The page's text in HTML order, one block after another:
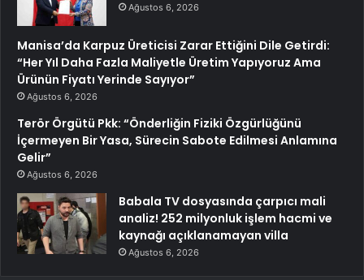
Ağustos 6, 2026
Manisa’da Karpuz Üreticisi Zarar Ettiğini Dile Getirdi:
“Her Yıl Daha Fazla Maliyetle Üretim Yapıyoruz Ama
Ürünün Fiyatı Yerinde Sayıyor”
Ağustos 6, 2026
Terör Örgütü Pkk: “Önderliğin Fiziki Özgürlüğünü
İçermeyen Bir Yasa, Sürecin Sabote Edilmesi Anlamına
Gelir”
Ağustos 6, 2026
Babala TV dosyasında çarpıcı mali
analiz! 252 milyonluk işlem hacmi ve
kaynağı açıklanamayan villa
Ağustos 6, 2026